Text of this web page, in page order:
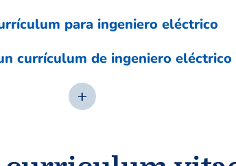
para ingeniero eléctrico
currículum de ingeniero eléctrico